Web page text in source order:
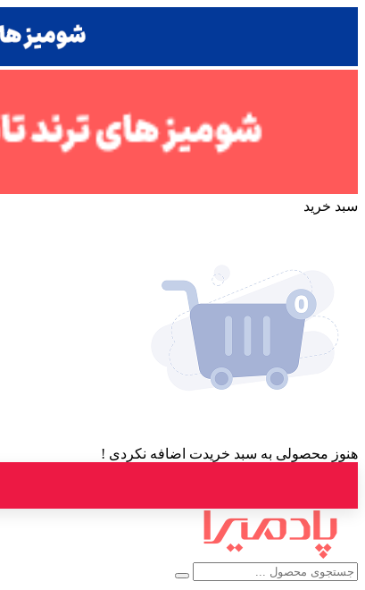
سبد خرید
هنوز محصولی به سبد خریدت اضافه نکردی !